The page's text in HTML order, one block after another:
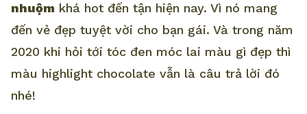
nhuộm khá hot đến tận hiện nay. Vì nó mang
đến vẻ đẹp tuyệt vời cho bạn gái. Và trong năm
2020 khi hỏi tới tóc đen móc lai màu gì đẹp thì
màu highlight chocolate vẫn là câu trả lời đó
nhé!